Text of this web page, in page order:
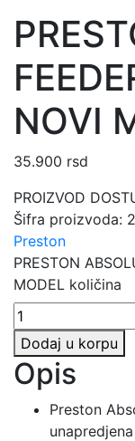
NOVI
35.900 rsd
PROIZVOD
Šifra proizvoda:
Preston
PRESTON
MODEL količina
Dodaj u korpu
Opis
Preston